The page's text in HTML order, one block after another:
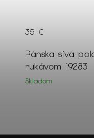
Pánsky
na zips 19464
Skladom
69 €